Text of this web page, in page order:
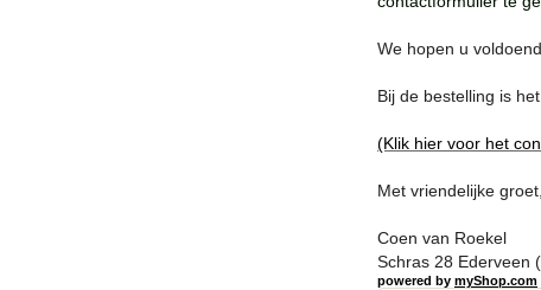
We hopen u
Bij de bestelling is
(Klik hier voor het
Met vriendelijke groet,
Coen van Roekel
Schras 28 Ederveen
powered by myShop.com